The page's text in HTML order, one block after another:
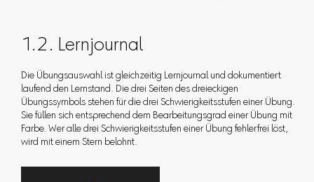
1.2. Lernjournal
Die Übungsauswahl ist gleichzeitig Lernjournal und dokumentiert
laufend den Lernstand. Die drei Seiten des dreieckigen
Übungssymbols stehen für die drei Schwierigkeitsstufen einer Übung.
Sie füllen sich entsprechend dem Bearbeitungsgrad einer Übung mit
Farbe. Wer alle drei Schwierigkeitsstufen einer Übung fehlerfrei löst,
wird mit einem Stern belohnt.